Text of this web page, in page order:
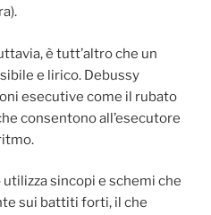
è tutt’altro che un
e lirico. Debussy
esecutive come il rubato
consentono all’esecutore
sincopi e schemi che
sui battiti forti, il che